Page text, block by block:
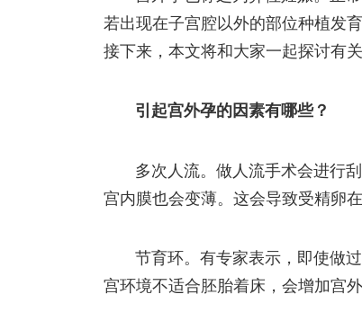
若出现在子宫腔以外的部位种植发
接下来，本文将和大家一起探讨有
引起宫外孕的因素有哪些？
多次人流。做人流手术会进行
宫内膜也会变薄。这会导致受精卵
节育环。有专家表示，即使做
宫环境不适合胚胎着床，会增加宫外